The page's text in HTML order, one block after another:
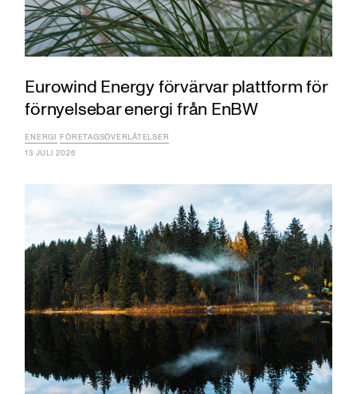
Eurowind Energy förvärvar plattform för
förnyelsebar energi från EnBW
ENERGI FÖRETAGSÖVERLÅTELSER
13 JULI 2026